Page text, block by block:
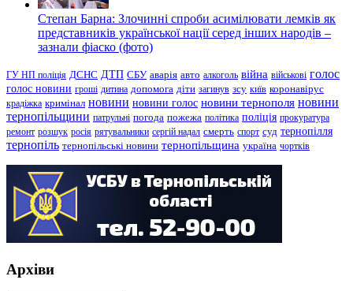
Степан Барна: Злочинні спроби асимілювати лемків як
представників української нації серед інших народів –
зазнали фіаско (фото)
ГУ НП поліція ДСНС ДТП СБУ аварія авто алкоголь війна військові голос
голос новини гроші дитина допомога діти загинув зсу київ коронавірус
крадіжка кримінал новини новини голос новини тернополя новини
тернопільщини патрульні погода пожежа політика поліція прокуратура
ремонт розшук росія рятувальники сергій надал смерть спорт суд тернопілля
тернопіль тернопільські новини тернопільщина україна чортків
Архіви